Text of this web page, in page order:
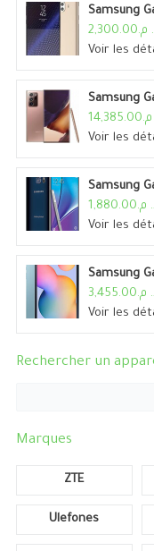
Samsung
Voir les
Samsung
Voir les
Samsung
Voir les
Samsung
Voir les
Rechercher un
Marques
ZTE
Ulefones